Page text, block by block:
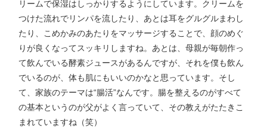
リームで保湿はしっかりするようにしています。クリームを
つけた流れでリンパを流したり、あとは耳をグルグルまわし
たり、こめかみのあたりをマッサージすることで、顔のめぐ
りが良くなってスッキリしますね。あとは、母親が毎朝作っ
て飲んでいる酵素ジュースがあるんですが、それを僕も飲ん
でいるのが、体も肌にもいいのかなと思っています。そし
て、家族のテーマは“腸活”なんです。腸を整えるのがすべて
の基本というのが父がよく言っていて、その教えがたたきこ
まれていますね（笑）